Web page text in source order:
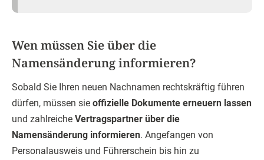
Wen müssen Sie über die
Namensänderung informieren?
Sobald Sie Ihren neuen Nachnamen rechtskräftig führen
dürfen, müssen sie offizielle Dokumente erneuern lassen
und zahlreiche Vertragspartner über die
Namensänderung informieren. Angefangen von
Personalausweis und Führerschein bis hin zu